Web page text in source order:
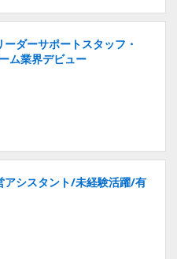
ダーサポートスタッフ・
ム業界デビュー
アシスタント/未経験活躍/有